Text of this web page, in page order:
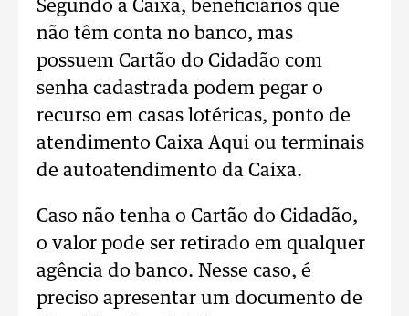
Segundo a Caixa, beneficiários que
não têm conta no banco, mas
possuem Cartão do Cidadão com
senha cadastrada podem pegar o
recurso em casas lotéricas, ponto de
atendimento Caixa Aqui ou terminais
de autoatendimento da Caixa.
Caso não tenha o Cartão do Cidadão,
o valor pode ser retirado em qualquer
agência do banco. Nesse caso, é
preciso apresentar um documento de